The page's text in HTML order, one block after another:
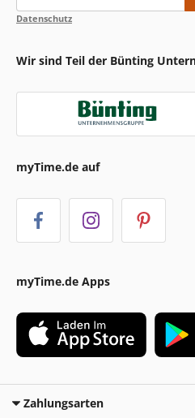
Datenschutz
Wir sind Teil der Bünting
myTime.de auf
myTime.de Apps
Zahlungsarten